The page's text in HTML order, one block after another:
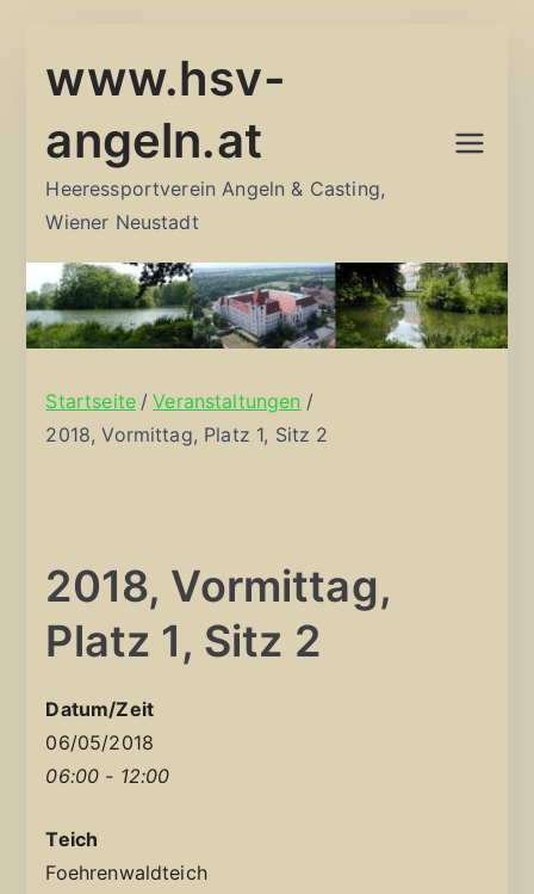
Inhalt
www.hsv-
angeln.at
Heeressportverein Angeln & Casting,
Wiener Neustadt
Startseite
Veranstaltungen
2018, Vormittag, Platz 1, Sitz 2
2018, Vormittag,
Platz 1, Sitz 2
Datum/Zeit
06/05/2018
06:00 - 12:00
Teich
Foehrenwaldteich